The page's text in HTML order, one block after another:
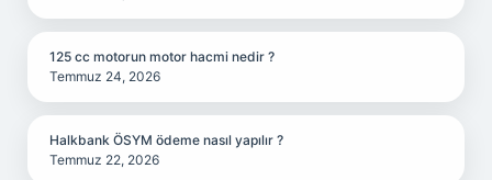
125 cc motorun motor hacmi nedir ?
Temmuz 24, 2026
Halkbank ÖSYM ödeme nasıl yapılır ?
Temmuz 22, 2026